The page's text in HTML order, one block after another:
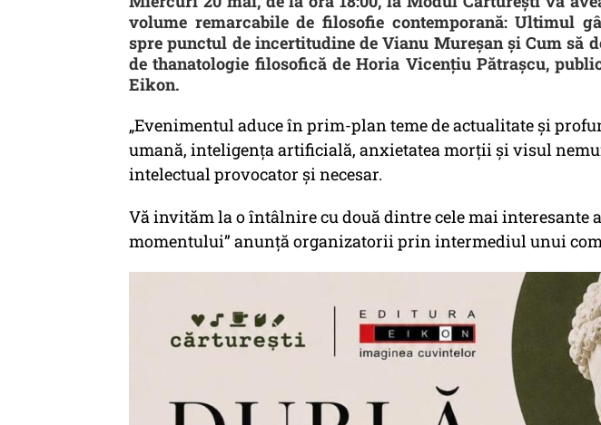
volume remarcabile de filosofie contemporană: Ultimul
spre punctul de incertitudine de Vianu Mureșan și Cum să
de thanatologie filosofică de Horia Vicențiu Pătrașcu,
Eikon.
„Evenimentul aduce în prim-plan teme de actualitate și
umană, inteligența artificială, anxietatea morții și visul
intelectual provocator și necesar.
Vă invităm la o întâlnire cu două dintre cele mai interesante
momentului” anunță organizatorii prin intermediul unui